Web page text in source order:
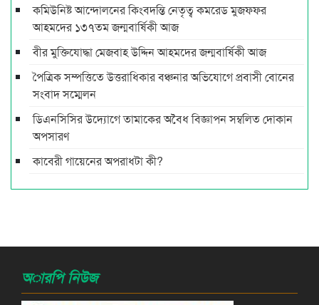
কমিউনিষ্ট আন্দোলনের কিংবদন্তি নেতৃত্ব কমরেড মুজফ্ফর
আহমদের ১৩৭তম জন্মবার্ষিকী আজ
বীর মুক্তিযোদ্ধা মেজবাহ উদ্দিন আহমদের জন্মবার্ষিকী আজ
পৈত্রিক সম্পত্তিতে উত্তরাধিকার বঞ্চনার অভিযোগে প্রবাসী বোনের
সংবাদ সম্মেলন
ডিএনসিসির উদ্যোগে তামাকের অবৈধ বিজ্ঞাপন সম্বলিত দোকান
অপসারণ
কাবেরী গায়েনের অপরাধটা কী?
অারপি নিউজ